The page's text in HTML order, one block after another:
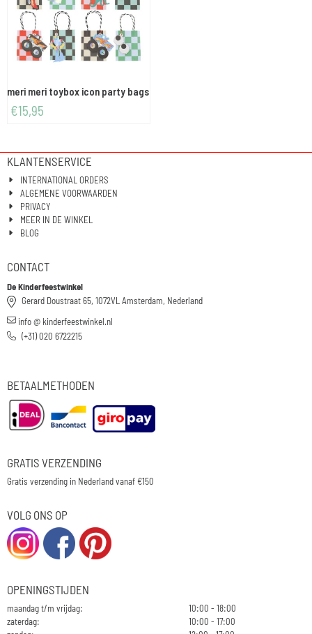
meri meri toybox icon party bags
€15,95
KLANTENSERVICE
INTERNATIONAL ORDERS
ALGEMENE VOORWAARDEN
PRIVACY
MEER IN DE WINKEL
BLOG
CONTACT
De Kinderfeestwinkel
Gerard Doustraat 65, 1072VL Amsterdam, Nederland
info @ kinderfeestwinkel.nl
(+31) 020 6722215
BETAALMETHODEN
GRATIS VERZENDING
Gratis verzending in Nederland vanaf €150
VOLG ONS OP
OPENINGSTIJDEN
maandag t/m vrijdag:
10:00 - 18:00
zaterdag:
10:00 - 17:00